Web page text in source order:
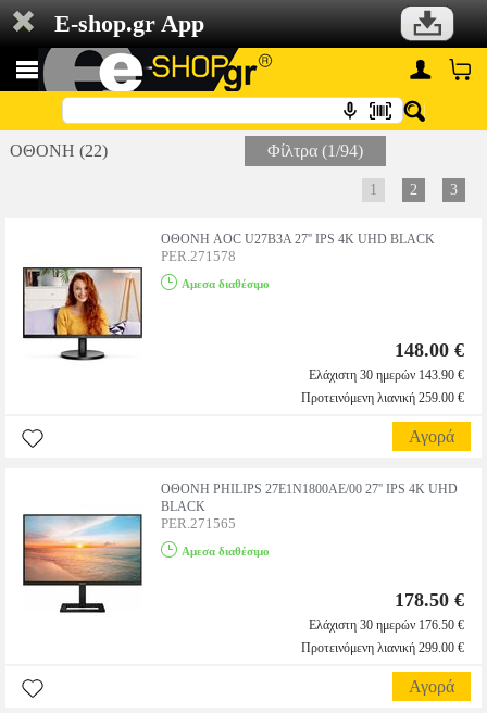
E-shop.gr App
ΟΘΟΝΗ (22) Φίλτρα (1/94)
1 2 3
ΟΘΟΝΗ AOC U27B3A 27'' IPS 4K UHD BLACK
PER.271578
Αμεσα διαθέσιμο
148.00 €
Ελάχιστη 30 ημερών 143.90 €
Προτεινόμενη λιανική 259.00 €
Αγορά
ΟΘΟΝΗ PHILIPS 27E1N1800AE/00 27'' IPS 4K UHD
BLACK
PER.271565
Αμεσα διαθέσιμο
178.50 €
Ελάχιστη 30 ημερών 176.50 €
Προτεινόμενη λιανική 299.00 €
Αγορά